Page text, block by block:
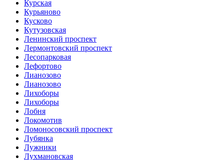
Курская
Курьяново
Кусково
Кутузовская
Ленинский проспект
Лермонтовский проспект
Лесопарковая
Лефортово
Лианозово
Лианозово
Лихоборы
Лихоборы
Лобня
Локомотив
Ломоносовский проспект
Лубянка
Лужники
Лухмановская